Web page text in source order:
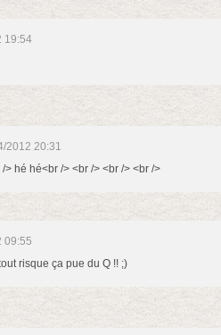
19:54
2012 20:31
> hé hé<br /> <br /> <br /> <br />
09:55
risque ça pue du Q !! ;)